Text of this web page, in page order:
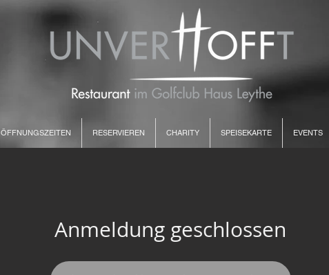
ÖFFNUNGSZEITEN RESERVIEREN CHARITY SPEISEKARTE EVENTS
Anmeldung geschlossen